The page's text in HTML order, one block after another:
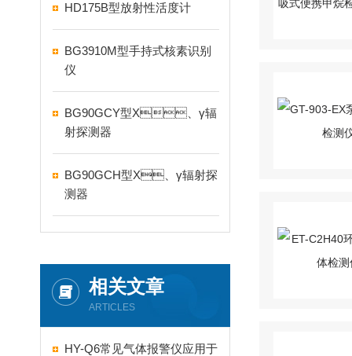
HD175B型放射性活度计
BG3910M型手持式核素识别
仪
BG90GCY型X、γ辐
射探测器
BG90GCH型X、γ辐射探
测器
相关文章
ARTICLES
HY-Q6常见气体报警仪应用于